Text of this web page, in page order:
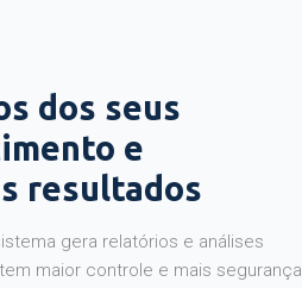
dos seus
e
resultados
gera relatórios e análises
maior controle e mais segurança